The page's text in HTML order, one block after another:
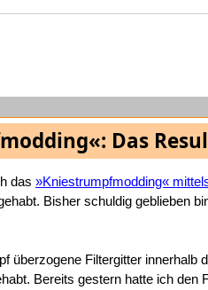
Das
das »Kniestrumpfmodding«
Bisher schuldig geblieben
überzogene Filtergitter innerhalb
Bereits gestern hatte ich den